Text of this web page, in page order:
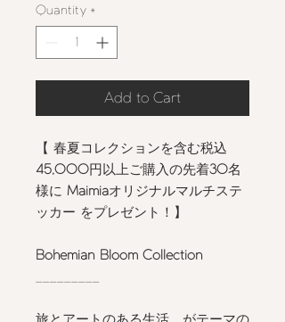
Quantity *
Add to Cart
【 春夏コレクションを含む税込
45,000円以上ご購入の先着30名
様に Maimiaオリジナルマルチステ
ッカー をプレゼント！】
Bohemian Bloom Collection
旅とアートのある生活、がテーマの